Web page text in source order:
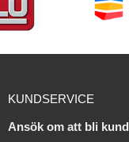
KUNDSERVICE
Ansök om att bli kund